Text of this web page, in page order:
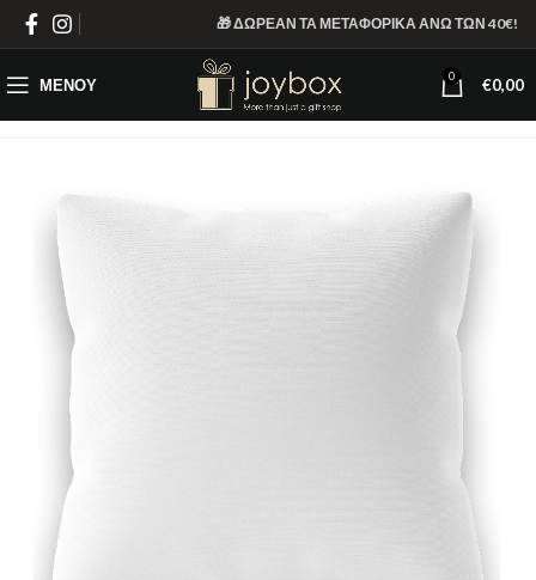
🎁 ΔΩΡΕΑΝ ΤΑ ΜΕΤΑΦΟΡΙΚΑ ΑΝΩ ΤΩΝ 40€!
ΜΕΝΟΎ 0 €0,00